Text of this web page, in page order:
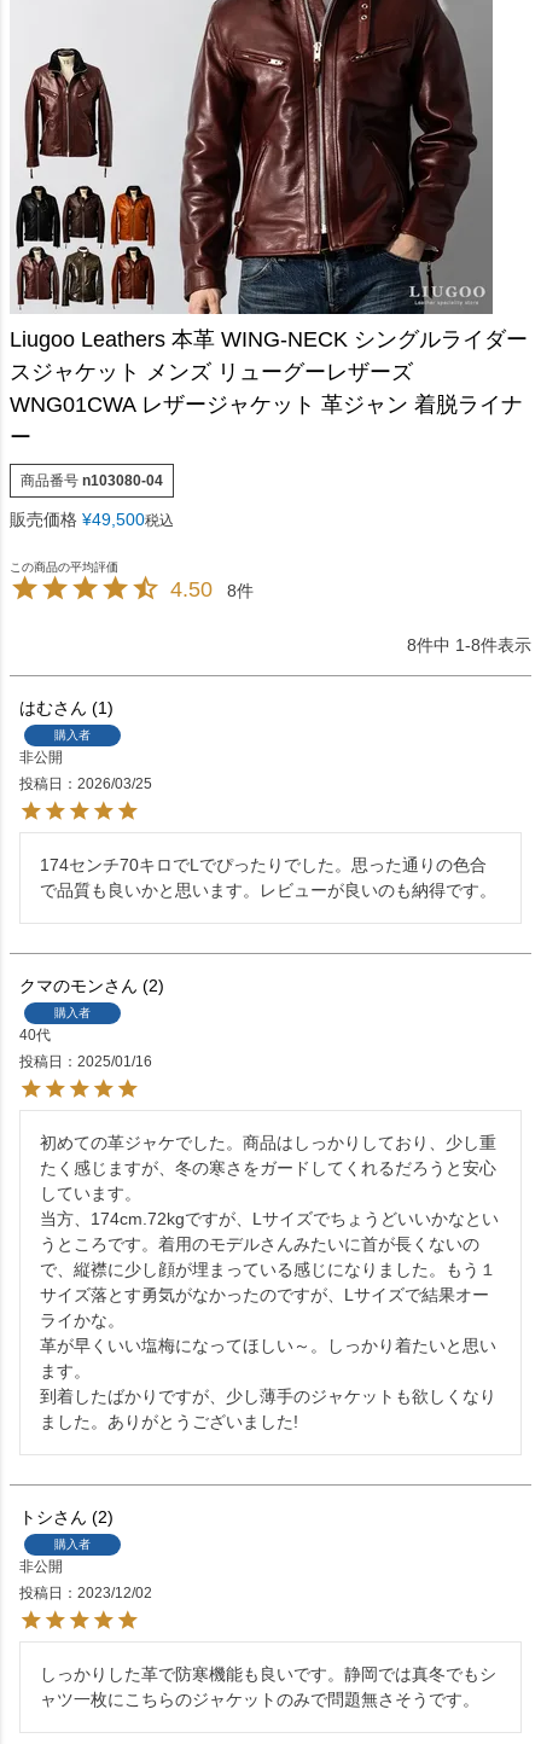
Liugoo Leathers 本革 WING-NECK シングルライダー
スジャケット メンズ リューグーレザーズ
WNG01CWA レザージャケット 革ジャン 着脱ライナ
ー
商品番号 n103080-04
販売価格 ¥49,500税込
4.50 8
8件中 1-8件表示
はむ 1
購入者
非公開
投稿日
2026/03/25
174センチ70キロでLでぴったりでした。思った通りの色合
で品質も良いかと思います。レビューが良いのも納得です。
クマのモン 2
購入者
40代
投稿日
2025/01/16
初めての革ジャケでした。商品はしっかりしており、少し重
たく感じますが、冬の寒さをガードしてくれるだろうと安心
しています。
当方、174cm.72kgですが、Lサイズでちょうどいいかなとい
うところです。着用のモデルさんみたいに首が長くないの
で、縦襟に少し顔が埋まっている感じになりました。もう１
サイズ落とす勇気がなかったのですが、Lサイズで結果オー
ライかな。
革が早くいい塩梅になってほしい～。しっかり着たいと思い
ます。
到着したばかりですが、少し薄手のジャケットも欲しくなり
ました。ありがとうございました!
トシ 2
購入者
非公開
投稿日
2023/12/02
しっかりした革で防寒機能も良いです。静岡では真冬でもシ
ャツ一枚にこちらのジャケットのみで問題無さそうです。